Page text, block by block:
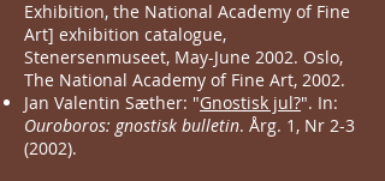
Exhibition, the National Academy of Fine
Art] exhibition catalogue,
Stenersenmuseet, May-June 2002. Oslo,
The National Academy of Fine Art, 2002.
Jan Valentin Sæther: "Gnostisk jul?". In:
Ouroboros: gnostisk bulletin. Årg. 1, Nr 2-3
(2002).